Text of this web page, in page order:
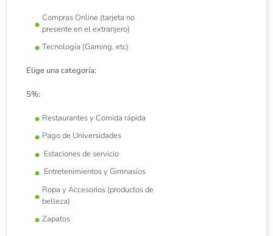
Compras Online (tarjeta no
presente en el extranjero)
Tecnología (Gaming, etc)
Elige una categoría:
5%:
Restaurantes y Comida rápida
Pago de Universidades
Estaciones de servicio
Entretenimientos y Gimnasios
Ropa y Accesorios (productos de
belleza)
Zapatos